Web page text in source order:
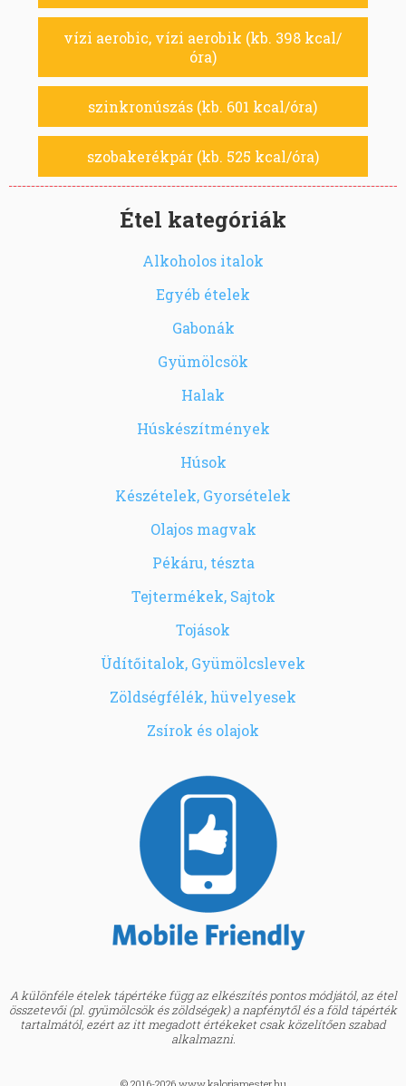
vízi aerobic, vízi aerobik (kb. 398 kcal/
óra)
szinkronúszás (kb. 601 kcal/óra)
szobakerékpár (kb. 525 kcal/óra)
Étel kategóriák
Alkoholos italok
Egyéb ételek
Gabonák
Gyümölcsök
Halak
Húskészítmények
Húsok
Készételek, Gyorsételek
Olajos magvak
Pékáru, tészta
Tejtermékek, Sajtok
Tojások
Üdítőitalok, Gyümölcslevek
Zöldségfélék, hüvelyesek
Zsírok és olajok
A különféle ételek tápértéke függ az elkészítés pontos módjától, az étel
összetevői (pl. gyümölcsök és zöldségek) a napfénytől és a föld tápérték
tartalmától, ezért az itt megadott értékeket csak közelítően szabad
alkalmazni.